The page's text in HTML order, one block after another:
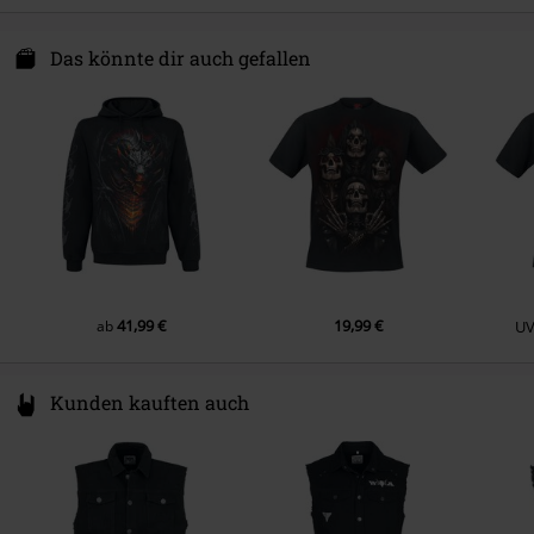
Taschen
Brusttasche(n)
schwarz
Pflegehinweis
Maschinenwäsche
Energiestraat 4e
Hello@attitudeholland.nl
Das könnte dir auch gefallen
ab41,99 € 19,99 €
Kunden kauften auch